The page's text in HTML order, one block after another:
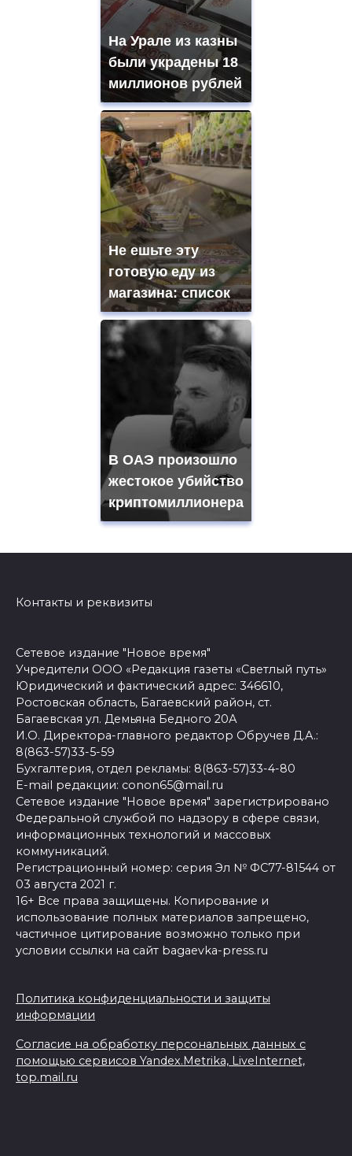
На Урале из казны
были украдены 18
миллионов рублей
Не ешьте эту
готовую еду из
магазина: список
В ОАЭ произошло
жестокое убийство
криптомиллионера
Контакты и реквизиты
Сетевое издание "Новое время"
Учредители ООО «Редакция газеты «Светлый путь»
Юридический и фактический адрес: 346610,
Ростовская область, Багаевский район, ст.
Багаевская ул. Демьяна Бедного 20А
И.О. Директора-главного редактор Обручев Д.А.:
8(863-57)33-5-59
Бухгалтерия, отдел рекламы: 8(863-57)33-4-80
E-mail редакции: conon65@mail.ru
Сетевое издание "Новое время" зарегистрировано
Федеральной службой по надзору в сфере связи,
информационных технологий и массовых
коммуникаций.
Регистрационный номер: серия Эл № ФС77-81544 от
03 августа 2021 г.
16+ Все права защищены. Копирование и
использование полных материалов запрещено,
частичное цитирование возможно только при
условии ссылки на сайт bagaevka-press.ru
Политика конфиденциальности и защиты
информации
Согласие на обработку персональных данных с
помощью сервисов Yandex.Metrika, LiveInternet,
top.mail.ru